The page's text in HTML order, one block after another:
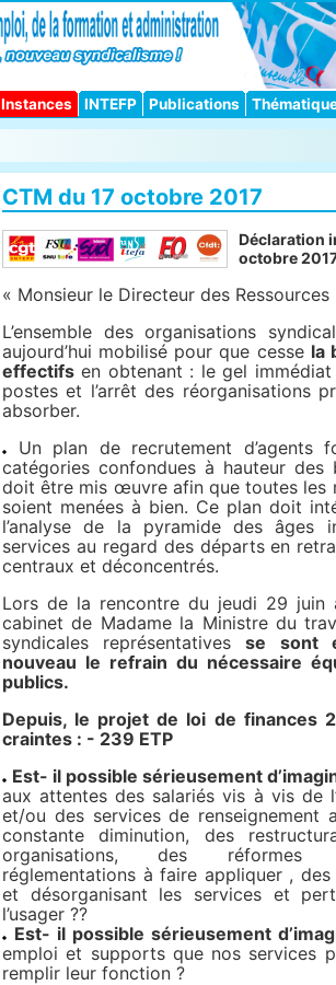
Instances INTEFP Publications
CTM du 17 octobre 2017
Déclaration
octobre
« Monsieur le Directeur des Ressources
L’ensemble des organisations
aujourd’hui mobilisé pour que cesse la
effectifs en obtenant : le gel
postes et l’arrêt des réorganisations
absorber.
Un plan de recrutement d’agents
catégories confondues à hauteur des
doit être mis œuvre afin que toutes les
soient menées à bien. Ce plan doit
l’analyse de la pyramide des âges
services au regard des départs en
centraux et déconcentrés.
Lors de la rencontre du jeudi 29 juin
cabinet de Madame la Ministre du
syndicales représentativesse sont
nouveau le refrain du nécessaire
publics.
Depuis, le projet de loi de finances
craintes : - 239 ETP
Est- il possible sérieusement
aux attentes des salariés vis à vis de
et/ou des services de renseignement
constante diminution, des
organisations, des réformes
réglementations à faire appliquer ,
et désorganisant les services et
l’usager ??
Est- il possible sérieusement
emploi et supports que nos services
remplir leur fonction ?